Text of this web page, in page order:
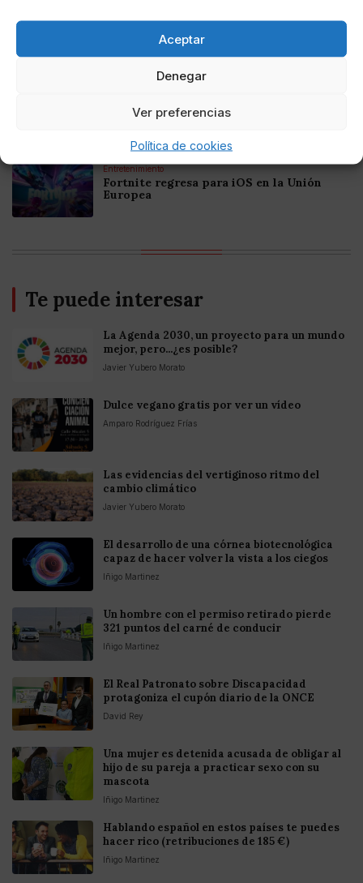
Aceptar
Denegar
Ver preferencias
Política de cookies
Online Casino
Mejores Casinos Online con Bitcoin y
Criptomonedas en Argentina 2025
Mejores casinos online con
criptomonedas y Bitcoin en México 2025
Entretenimiento
Fortnite regresa para iOS en la Unión
Europea
Te puede interesar
La Agenda 2030, un proyecto para un mundo
mejor, pero...¿es posible?
Javier Yubero Morato
Dulce vegano gratis por ver un vídeo
Amparo Rodríguez Frías
Las evidencias del vertiginoso ritmo del
cambio climático
Javier Yubero Morato
El desarrollo de una córnea biotecnológica
capaz de hacer volver la vista a los ciegos
Iñigo Martinez
Un hombre con el permiso retirado pierde
321 puntos del carné de conducir
Iñigo Martinez
El Real Patronato sobre Discapacidad
protagoniza el cupón diario de la ONCE
David Rey
Una mujer es detenida acusada de obligar al
hijo de su pareja a practicar sexo con su
mascota
Iñigo Martinez
Hablando español en estos países te puedes
hacer rico (retribuciones de 185 €)
Iñigo Martinez